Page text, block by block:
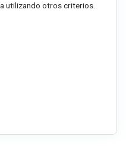
utilizando otros criterios.